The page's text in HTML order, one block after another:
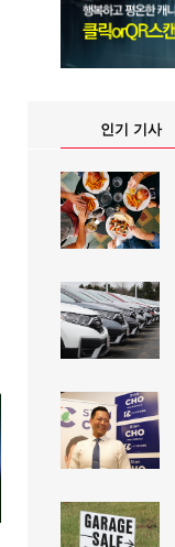
인기 기사